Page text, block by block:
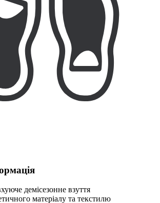
демісезонне взуття
матеріалу та текстилю